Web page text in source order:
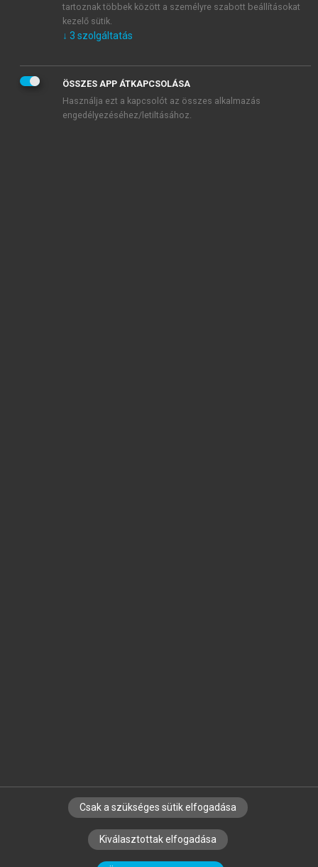
tudomásul veszem és elfogadom.
KIPRÓBÁLOM
SZERZŐKNEK CÉGEKNEK KÖNYVTÁROSOKNAK
SZERKESZTÉSI ÉS LEKTORÁLÁSI ALAPELVEK
tartoznak többek között a személyre szabott beállításokat
kezelő sütik.
↓ 3 szolgáltatás
ÖSSZES APP ÁTKAPCSOLÁSA
Használja ezt a kapcsolót az összes alkalmazás
engedélyezéséhez/letiltásához.
Csak a szükséges sütik elfogadása
Kiválasztottak elfogadása